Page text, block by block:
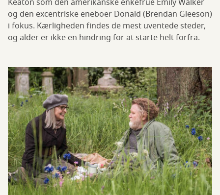
Keaton som den amerikanske enkefrue Emily Walker
og den excentriske eneboer Donald (Brendan Gleeson)
i fokus. Kærligheden findes de mest uventede steder,
og alder er ikke en hindring for at starte helt forfra.